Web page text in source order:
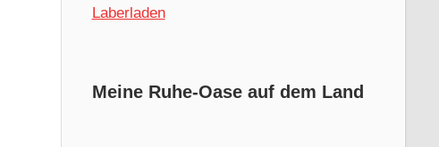
Laberladen
Meine Ruhe-Oase auf dem Land